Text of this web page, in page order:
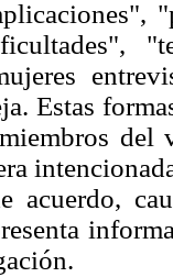
Estas
del
acuerdo,